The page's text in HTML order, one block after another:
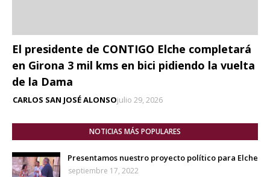
El presidente de CONTIGO Elche completará
en Girona 3 mil kms en bici pidiendo la vuelta
de la Dama
CARLOS SAN JOSÉ ALONSOjulio 29, 2026
NOTICIAS MÁS POPULARES
Presentamos nuestro proyecto político para Elche
septiembre 17, 2022